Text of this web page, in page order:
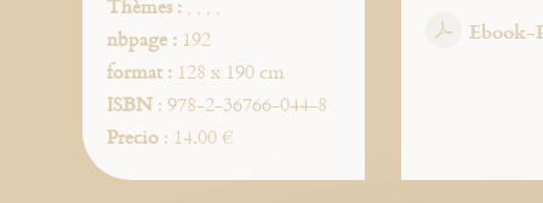
Thèmes : , , , ,
nbpage :192
format :128 x 190 cm
ISBN: 978-2-36766-044-8
Precio: 14.00 €
Ebook-